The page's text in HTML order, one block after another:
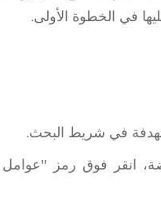
في الخطوة الأولى.
في شريط البحث.
انقر فوق رمز "عوامل